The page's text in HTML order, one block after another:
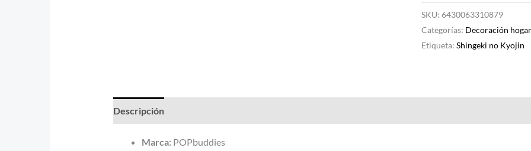
SKU: 6430063310879
Categorías: Decoración hogar
Etiqueta: Shingeki no Kyojin
Descripción
Marca: POPbuddies